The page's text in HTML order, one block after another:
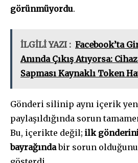
görünmüyordu.
İLGİLİ YAZI : Facebook’ta
Anında Çıkış Atıyorsa:
Sapması Kaynaklı Token
Gönderi silinip aynı içerik
paylaşıldığında sorun
Bu, içerikte değil; ilk
bayrağındabir sorun